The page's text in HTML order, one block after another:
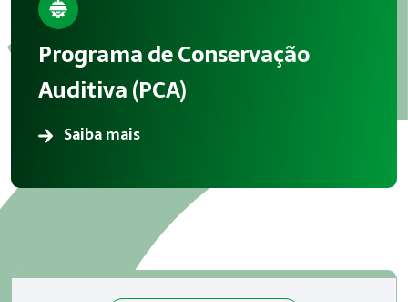
Programa de Conservação
Auditiva (PCA)
Saiba mais